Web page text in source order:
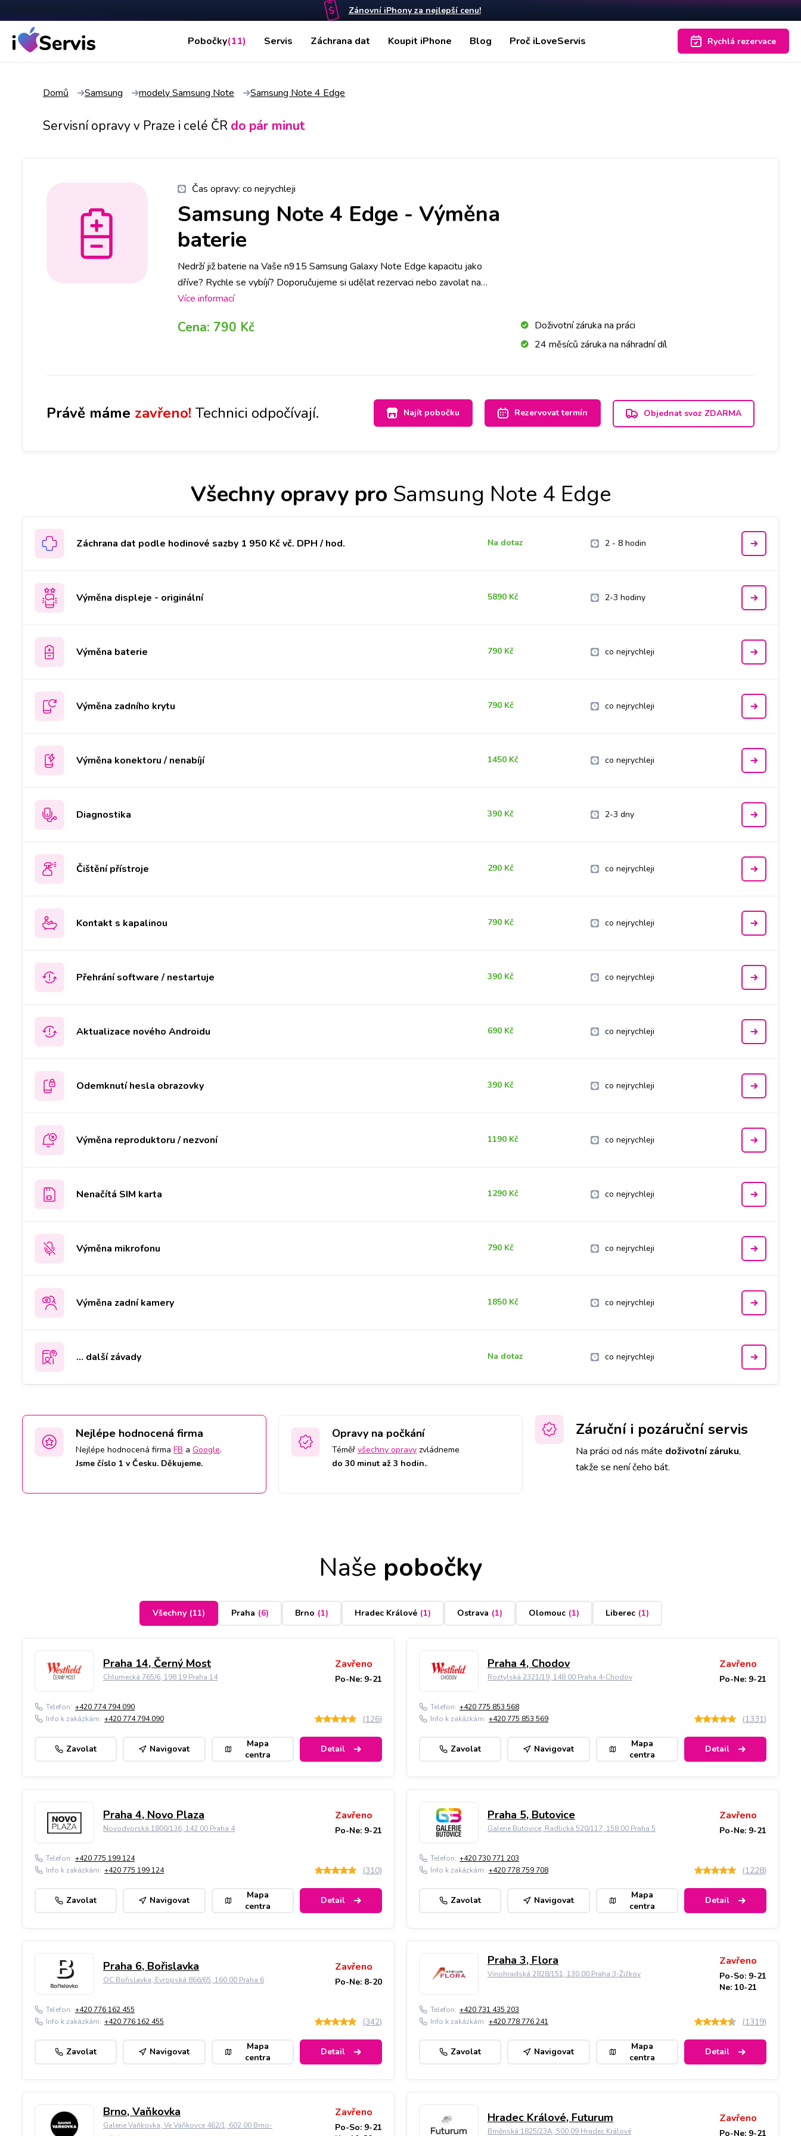
Zánovní iPhony za nejlepší cenu!
Pobočky(11) Servis Záchrana dat Koupit iPhone Blog Proč iLoveServis Rychlá rezervace
Domů Samsung modely Samsung Note Samsung Note 4 Edge
Servisní opravy v Praze i celé ČR do pár minut
Čas opravy: co nejrychleji
Samsung Note 4 Edge - Výměna
baterie
Nedrží již baterie na Vaše n915 Samsung Galaxy Note Edge kapacitu jako
dříve? Rychle se vybíjí? Doporučujeme si udělat rezervaci nebo zavolat na
vybranou pobočku, abychom měli připravenou baterii pro Váš přístroj a do půl
Více informací
Cena: 790 Kč
Doživotní záruka na práci
24 měsíců záruka na náhradní díl
Právě máme zavřeno! Technici odpočívají. Najít pobočku Rezervovat termín Objednat svoz ZDARMA
Všechny opravy pro Samsung Note 4 Edge
Záchrana dat podle hodinové sazby 1 950 Kč vč. DPH / hod. Na dotaz 2 - 8 hodin
Výměna displeje - originální 5890 Kč 2-3 hodiny
Výměna baterie 790 Kč co nejrychleji
Výměna zadního krytu 790 Kč co nejrychleji
Výměna konektoru / nenabíjí 1450 Kč co nejrychleji
Diagnostika 390 Kč 2-3 dny
Čištění přístroje 290 Kč co nejrychleji
Kontakt s kapalinou 790 Kč co nejrychleji
Přehrání software / nestartuje 390 Kč co nejrychleji
Aktualizace nového Androidu 690 Kč co nejrychleji
Odemknutí hesla obrazovky 390 Kč co nejrychleji
Výměna reproduktoru / nezvoní 1190 Kč co nejrychleji
Nenačítá SIM karta 1290 Kč co nejrychleji
Výměna mikrofonu 790 Kč co nejrychleji
Výměna zadní kamery 1850 Kč co nejrychleji
... další závady Na dotaz co nejrychleji
Nejlépe hodnocená firma
Nejlépe hodnocená firma FB a Google.
Jsme číslo 1 v Česku. Děkujeme.
Opravy na počkání
Téměř všechny opravy zvládneme
do 30 minut až 3 hodin..
Záruční i pozáruční servis
Na práci od nás máte doživotní záruku,
takže se není čeho bát.
Naše pobočky
Všechny (11) Praha (6) Brno (1) Hradec Králové (1) Ostrava (1) Olomouc (1) Liberec (1)
Praha 14, Černý Most
Chlumecká 765/6, 198 19 Praha 14
Zavřeno
Po-Ne: 9-21
Telefon: +420 774 794 090
Info k zakázkám: +420 774 794 090 (126)
Zavolat Navigovat
Mapa
centra
Detail
Praha 4, Chodov
Roztylská 2321/19, 148 00 Praha 4-Chodov
Zavřeno
Po-Ne: 9-21
Telefon: +420 775 853 568
Info k zakázkám: +420 775 853 569 (1331)
Zavolat Navigovat
Mapa
centra
Detail
Praha 4, Novo Plaza
Novodvorská 1800/136, 142 00 Praha 4
Zavřeno
Po-Ne: 9-21
Telefon: +420 775 199 124
Info k zakázkám: +420 775 199 124 (310)
Zavolat Navigovat
Mapa
centra
Detail
Praha 5, Butovice
Galerie Butovice, Radlická 520/117, 158 00 Praha 5
Zavřeno
Po-Ne: 9-21
Telefon: +420 730 771 203
Info k zakázkám: +420 778 759 708 (1228)
Zavolat Navigovat
Mapa
centra
Detail
Praha 6, Bořislavka
OC Bořislavka, Evropská 866/65, 160 00 Praha 6
Zavřeno
Po-Ne: 8-20
Telefon: +420 776 162 455
Info k zakázkám: +420 776 162 455 (342)
Zavolat Navigovat
Mapa
centra
Detail
Praha 3, Flora
Vinohradská 2828/151, 130 00 Praha 3-Žižkov
Zavřeno
Po-So: 9-21
Ne: 10-21
Telefon: +420 731 435 203
Info k zakázkám: +420 778 776 241 (1319)
Zavolat Navigovat
Mapa
centra
Detail
Brno, Vaňkovka
Galerie Vaňkovka, Ve Vaňkovce 462/1, 602 00 Brno-
Zavřeno
Po-So: 9-21
Hradec Králové, Futurum
Brněnská 1825/23A, 500 09 Hradec Králové
Zavřeno
Po-Ne: 9-21